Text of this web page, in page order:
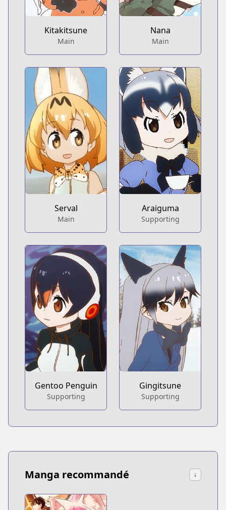
Kitakitsune
Main
Nana
Main
Serval
Main
Araiguma
Supporting
Gentoo Penguin
Supporting
Gingitsune
Supporting
Manga recommandé ↓